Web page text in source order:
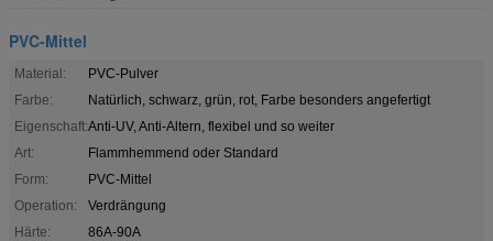
PVC-Mittel
Material:
PVC-Pulver
Farbe:
Natürlich, schwarz, grün, rot, Farbe besonders angefertigt
Eigenschaft:Anti-UV, Anti-Altern, flexibel und so weiter
Art:
Flammhemmend oder Standard
Form:
PVC-Mittel
Operation:
Verdrängung
Härte:
86A-90A